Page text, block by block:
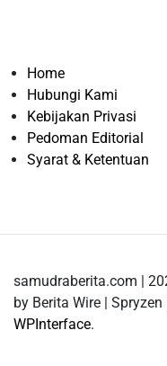
Home
Hubungi Kami
Kebijakan Privasi
Pedoman Editorial
Syarat & Ketentuan
samudraberita.com |
by Berita Wire |
WPInterface.